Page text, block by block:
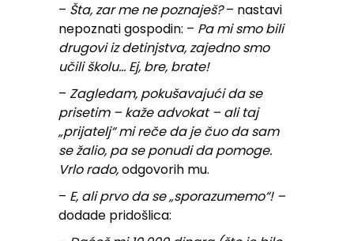
– Šta, zar me ne poznaješ?– nastavi
nepoznati gospodin: – Pa mi smo bili
drugovi iz detinjstva, zajedno smo
učili školu… Ej, bre, brate!
– Zagledam, pokušavajući da se
prisetim – kaže advokat – ali taj
„prijatelj“ mi reče da je čuo da sam
se žalio, pa se ponudi da pomoge.
Vrlo rado,odgovorih mu.
– E, ali prvo da se „sporazumemo“! –
dodade pridošlica: